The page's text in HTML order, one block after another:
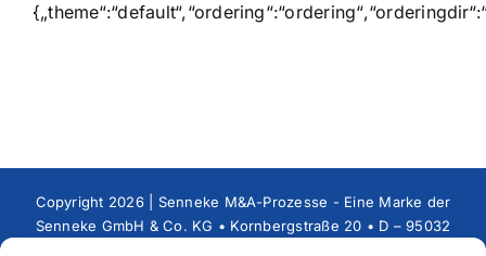
Copyright 2026 | Senneke M&A-Prozesse - Eine Marke der
Senneke GmbH & Co. KG • Kornbergstraße 20 • D – 95032